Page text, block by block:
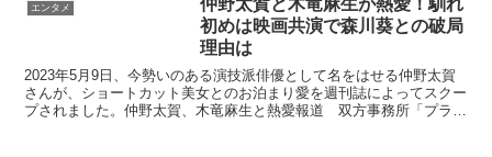
エンタメ
仲野太賀と木竜麻生が熱愛！馴れ
初めは映画共演で森川葵との破局
理由は
2023年5月9日、今勢いのある演技派俳優として名をはせる仲野太賀
さんが、ショートカット美女とのお泊まり愛を週刊誌によってスクー
プされました。仲野太賀、木竜麻生と熱愛報道 双方事務所「プライ